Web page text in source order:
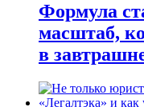
Формула
масштаб,
в